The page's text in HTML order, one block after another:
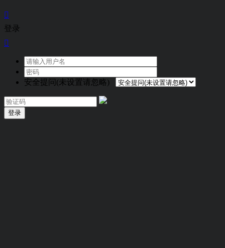

登录

安全提问(未设置请忽略)
登录